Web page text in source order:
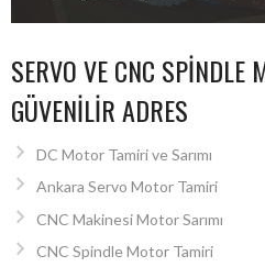
SERVO VE CNC SPINDLE
GÜVENILIR ADRES
DC Motor Tamiri ve Sarımı
Ankara Servo Motor Tamiri
CNC Makinesi Motor Sarımı
CNC Spindle Motor Tamiri